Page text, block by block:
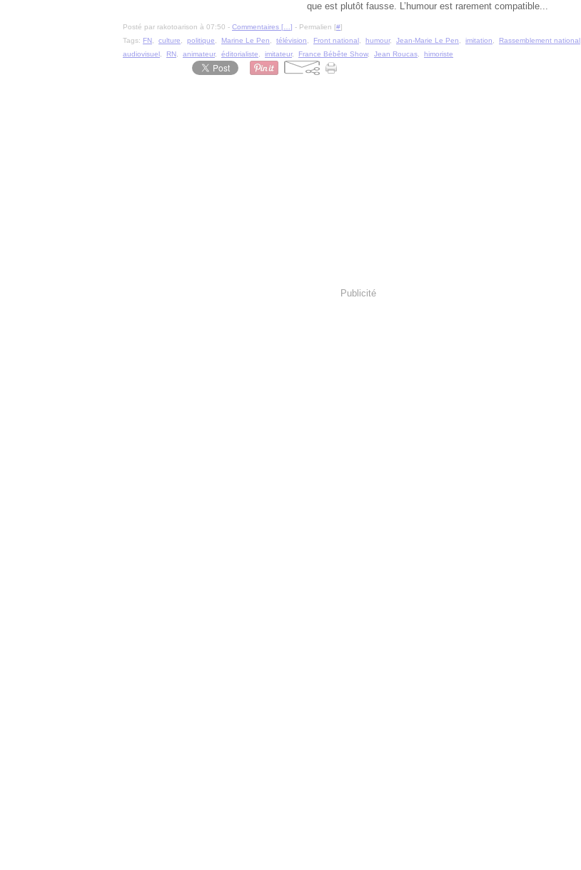
que est plutôt fausse. L’humour est rarement compatible...
Posté par rakotoarison à 07:50 - Commentaires [ ] - Permalien [#]
Tags: FN culture politique Marine Le Pen télévision Front national humour, Jean-Marie Le Pen imitation Rassemblement national
audiovisuel
RN animateur, éditorialiste imitateur, France Bébête Show, Jean Roucas himoriste
Publicité